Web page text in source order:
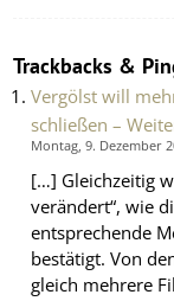
Trackbacks &
Vergölst will
schließen –
Montag, 9. Dezember
[…] Gleichzeitig
verändert“, wie
entsprechende
bestätigt. Von
gleich mehrere